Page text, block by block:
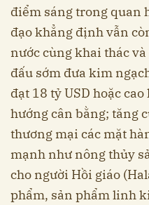
điểm sáng trong quan
đạo khẳng định vẫn
nước cùng khai thác
đấu sớm đưa kim
đạt 18 tỷ USD hoặc
hướng cân bằng; tăng
thương mại các mặt
mạnh như nông thủy
cho người Hồi giáo
phẩm, sản phẩm linh